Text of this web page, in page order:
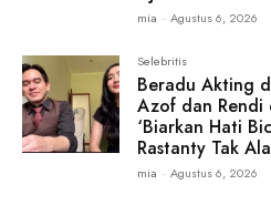
mia - Agustus 6, 2026
Selebritis
Beradu Akting
Azof dan Rendi
‘Biarkan Hati
Rastanty Tak
mia - Agustus 6, 2026